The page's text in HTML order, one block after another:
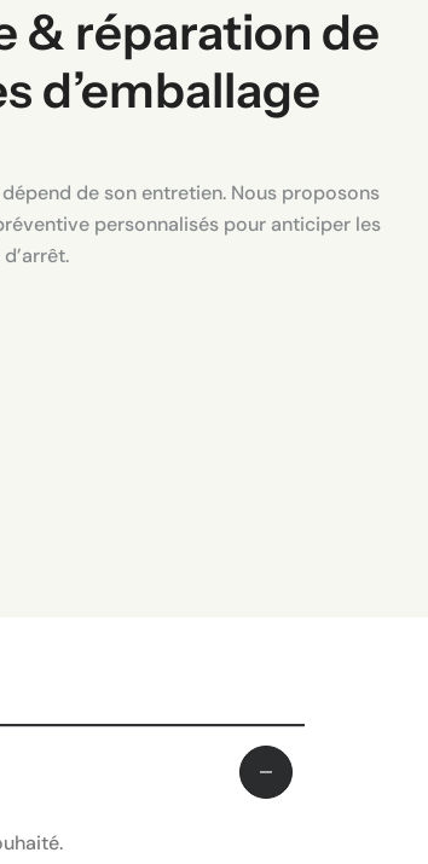
& réparation de
d’emballage
de son entretien. Nous proposons
personnalisés pour anticiper les